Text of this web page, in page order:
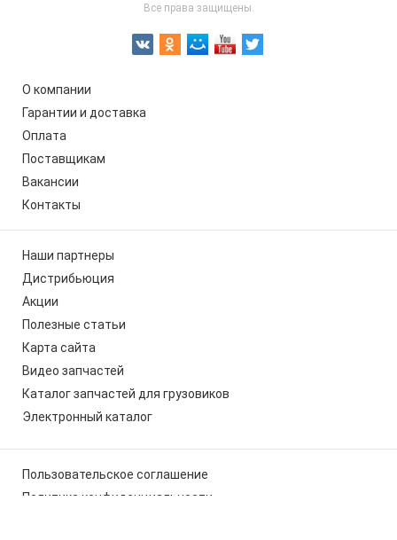
Все права защищены.
О компании
Гарантии и доставка
Оплата
Поставщикам
Вакансии
Контакты
Наши партнеры
Дистрибьюция
Акции
Полезные статьи
Карта сайта
Видео запчастей
Каталог запчастей для грузовиков
Электронный каталог
Пользовательское соглашение
Политика конфиденциальности